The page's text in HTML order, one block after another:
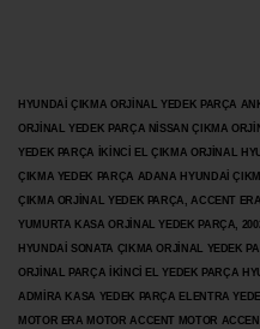
HYUNDAİ ÇIKMA ORJİNAL YEDEK PARÇA
ORJİNAL YEDEK PARÇA NİSSAN ÇIKMA
YEDEK PARÇA İKİNCİ EL ÇIKMA ORJİNAL
ÇIKMA YEDEK PARÇA ADANA HYUNDAİ
ÇIKMA ORJİNAL YEDEK PARÇA, ACCENT
YUMURTA KASA ORJİNAL YEDEK PARÇA,
HYUNDAİ SONATA ÇIKMA ORJİNAL YEDEK
ORJİNAL PARÇA İKİNCİ EL YEDEK PARÇA
ADMİRA KASA YEDEK PARÇA ELENTRA
MOTOR ERA MOTOR ACCENT MOTOR